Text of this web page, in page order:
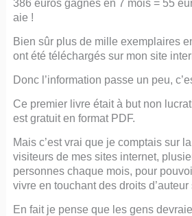
386 euros gagnés en 7 mois = 55
aie !
Bien sûr plus de mille exemplaires
ont été téléchargés sur mon site
Donc l’information passe un peu,
Ce premier livre était à but non
est gratuit en format PDF.
Mais c’est vrai que je comptais sur
visiteurs de mes sites internet,
personnes chaque mois, pour
vivre en touchant des droits
En fait je pense que les gens